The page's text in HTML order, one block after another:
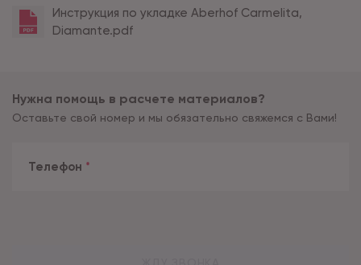
Инструкция по укладке Aberhof Carmelita,
Diamante.pdf
Нужна помощь в расчете материалов?
Оставьте свой номер и мы обязательно свяжемся с Вами!
Телефон *